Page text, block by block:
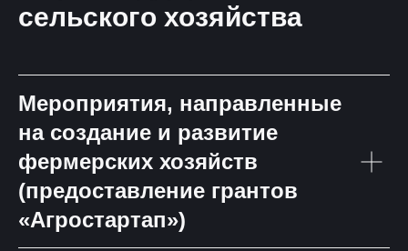
сельского хозяйства
Мероприятия, направленные
на создание и развитие
фермерских хозяйств
(предоставление грантов
«Агростартап»)